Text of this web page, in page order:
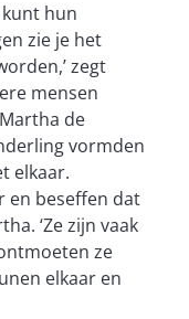
kunt hun
zie je het
zegt
mensen
de
vormden
elkaar.
en beseffen dat
‘Ze zijn vaak
ze
elkaar en